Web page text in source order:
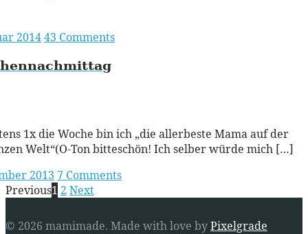
201443 Comments
1x die Woche bin ich „die allerbeste Mama auf der
Welt“(O-Ton bitteschön! Ich selber würde mich […]
2013 7 Comments
Posts
Previous1 2 Next
© 2026 mamimade. Made with love byPixelgrade